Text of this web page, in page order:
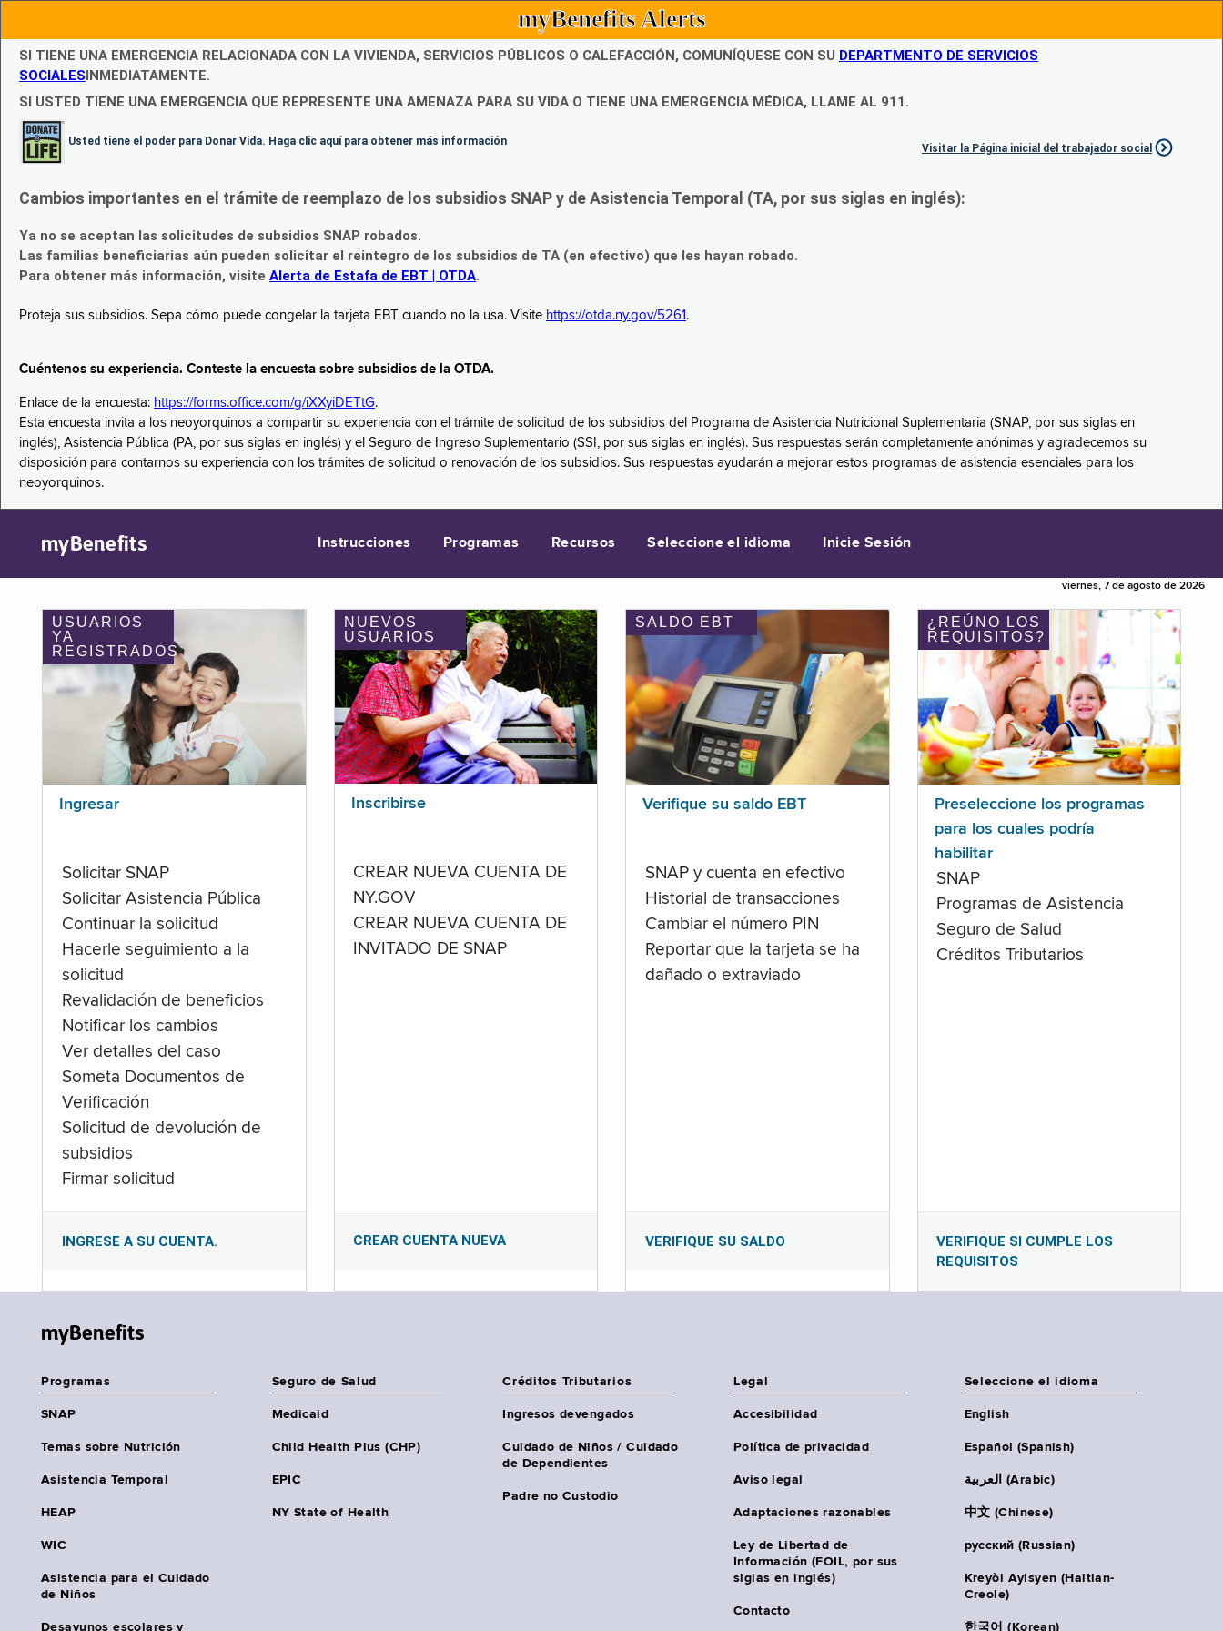
myBenefits Alerts
SI TIENE UNA EMERGENCIA RELACIONADA CON LA VIVIENDA, SERVICIOS PÚBLICOS O CALEFACCIÓN, COMUNÍQUESE CON SU DEPARTMENTO DE SERVICIOS
SOCIALESINMEDIATAMENTE.
SI USTED TIENE UNA EMERGENCIA QUE REPRESENTE UNA AMENAZA PARA SU VIDA O TIENE UNA EMERGENCIA MÉDICA, LLAME AL 911.
Usted tiene el poder para Donar Vida. Haga clic aquí para obtener más información
Visitar la Página inicial del trabajador social
Cambios importantes en el trámite de reemplazo de los subsidios SNAP y de Asistencia Temporal (TA, por sus siglas en inglés):
Ya no se aceptan las solicitudes de subsidios SNAP robados.
Las familias beneficiarias aún pueden solicitar el reintegro de los subsidios de TA (en efectivo) que les hayan robado.
Para obtener más información, visite Alerta de Estafa de EBT | OTDA.
Proteja sus subsidios. Sepa cómo puede congelar la tarjeta EBT cuando no la usa. Visite https://otda.ny.gov/5261 .
Cuéntenos su experiencia. Conteste la encuesta sobre subsidios de la OTDA.
Enlace de la encuesta: https://forms.office.com/g/iXXyiDETtG.
Esta encuesta invita a los neoyorquinos a compartir su experiencia con el trámite de solicitud de los subsidios del Programa de Asistencia Nutricional Suplementaria (SNAP, por sus siglas en
inglés), Asistencia Pública (PA, por sus siglas en inglés) y el Seguro de Ingreso Suplementario (SSI, por sus siglas en inglés). Sus respuestas serán completamente anónimas y agradecemos su
disposición para contarnos su experiencia con los trámites de solicitud o renovación de los subsidios. Sus respuestas ayudarán a mejorar estos programas de asistencia esenciales para los
neoyorquinos.
myBenefits Instrucciones Programas Recursos Seleccione el idioma Inicie Sesión
viernes, 7 de agosto de 2026
USUARIOS
YA
REGISTRADOS
Ingresar
Solicitar SNAP
Solicitar Asistencia Pública
Continuar la solicitud
Hacerle seguimiento a la
solicitud
Revalidación de beneficios
Notificar los cambios
Ver detalles del caso
Someta Documentos de
Verificación
Solicitud de devolución de
subsidios
Firmar solicitud
INGRESE A SU CUENTA.
NUEVOS
USUARIOS
Inscribirse
CREAR NUEVA CUENTA DE
NY.GOV
CREAR NUEVA CUENTA DE
INVITADO DE SNAP
CREAR CUENTA NUEVA
SALDO EBT
Verifique su saldo EBT
SNAP y cuenta en efectivo
Historial de transacciones
Cambiar el número PIN
Reportar que la tarjeta se ha
dañado o extraviado
VERIFIQUE SU SALDO
¿REÚNO LOS
REQUISITOS?
Preseleccione los programas
para los cuales podría
habilitar
SNAP
Programas de Asistencia
Seguro de Salud
Créditos Tributarios
VERIFIQUE SI CUMPLE LOS
REQUISITOS
myBenefits
Programas
SNAP
Temas sobre Nutrición
Asistencia Temporal
HEAP
WIC
Asistencia para el Cuidado
de Niños
Desayunos escolares y
Seguro de Salud
Medicaid
Child Health Plus (CHP)
EPIC
NY State of Health
Créditos Tributarios
Ingresos devengados
Cuidado de Niños / Cuidado
de Dependientes
Padre no Custodio
Legal
Accesibilidad
Política de privacidad
Aviso legal
Adaptaciones razonables
Ley de Libertad de
Información (FOIL, por sus
siglas en inglés)
Contacto
Seleccione el idioma
English
Español (Spanish)
العربية (Arabic)
中文 (Chinese)
русский (Russian)
Kreyòl Ayisyen (Haitian-
Creole)
한국어 (Korean)